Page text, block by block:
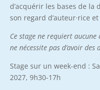
d’acquérir les bases de
son regard d’auteur·rice
Ce stage ne requiert
ne nécessite pas d’avoir
Stage sur un week-end :
2027, 9h30-17h